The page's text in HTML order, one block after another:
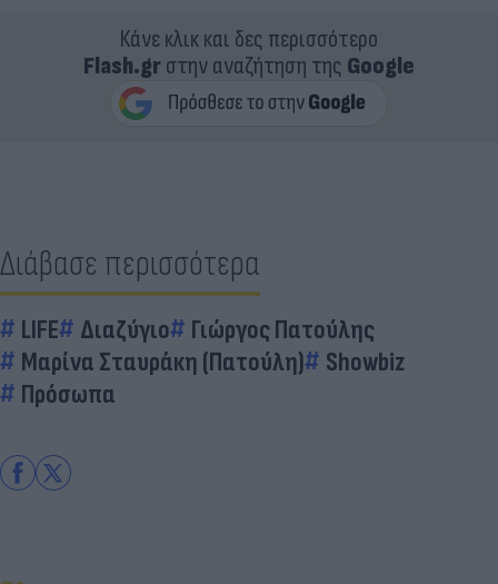
Κάνε κλικ και δες περισσότερο
Flash.grστην αναζήτηση της Google
Διάβασε περισσότερα
LIFE Διαζύγιο
Γιώργος Πατούλης
Μαρίνα Σταυράκη (Πατούλη)
Showbiz
Πρόσωπα